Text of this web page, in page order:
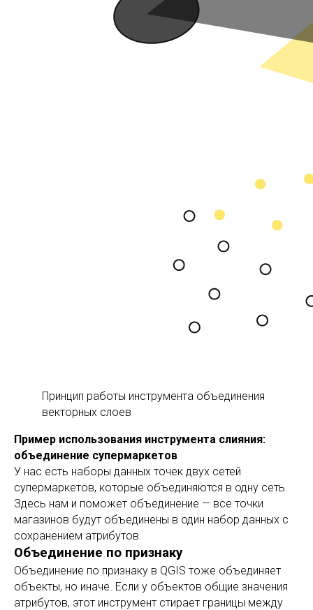
Принцип работы инструмента объединения
векторных слоев
Пример использования инструмента слияния:
объединение супермаркетов
У нас есть наборы данных точек двух сетей
супермаркетов, которые объединяются в одну сеть.
Здесь нам и поможет объединение — все точки
магазинов будут объединены в один набор данных с
сохранением атрибутов.
Объединение по признаку
Объединение по признаку в QGIS тоже объединяет
объекты, но иначе. Если у объектов общие значения
атрибутов, этот инструмент стирает границы между